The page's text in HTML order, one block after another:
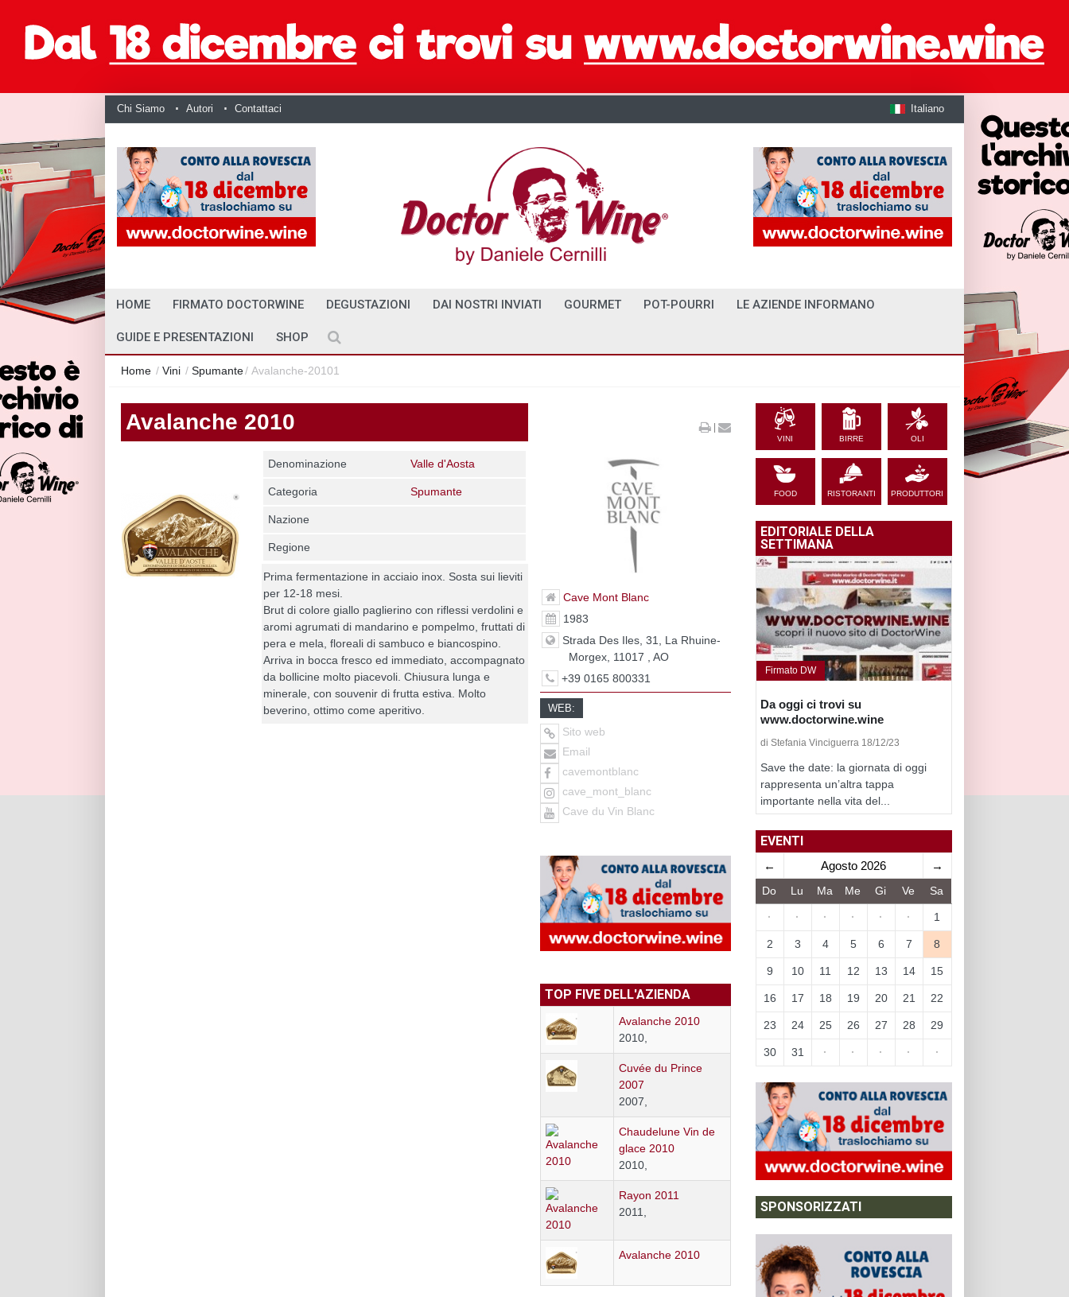
Chi Siamo Autori Contattaci Italiano
HOME FIRMATO DOCTORWINE DEGUSTAZIONI DAI NOSTRI INVIATI GOURMET POT-POURRI LE AZIENDE INFORMANO
GUIDE E PRESENTAZIONI SHOP
Home / Vini / Spumante/ Avalanche-20101
Avalanche 2010
Denominazione Valle d'Aosta
Categoria Spumante
Nazione
Regione
Prima fermentazione in acciaio inox. Sosta sui lieviti
per 12-18 mesi.
Brut di colore giallo paglierino con riflessi verdolini e
aromi agrumati di mandarino e pompelmo, fruttati di
pera e mela, floreali di sambuco e biancospino.
Arriva in bocca fresco ed immediato, accompagnato
da bollicine molto piacevoli. Chiusura lunga e
minerale, con souvenir di frutta estiva. Molto
beverino, ottimo come aperitivo.
|
Cave Mont Blanc
1983
Strada Des Iles, 31, La Rhuine-
Morgex, 11017 , AO
+39 0165 800331
WEB:
Sito web
Email
cavemontblanc
cave_mont_blanc
Cave du Vin Blanc
TOP FIVE DELL'AZIENDA
Avalanche 2010
2010,
Cuvée du Prince
2007
2007,
Chaudelune Vin de
glace 2010
2010,
Rayon 2011
2011,
Avalanche 2010
VINI BIRRE OLI
FOOD RISTORANTI PRODUTTORI
EDITORIALE DELLA
SETTIMANA
Firmato DW
Da oggi ci trovi su
www.doctorwine.wine
di Stefania Vinciguerra 18/12/23
Save the date: la giornata di oggi
rappresenta un’altra tappa
importante nella vita del...
EVENTI
← Agosto 2026 →
Do Lu Ma Me Gi Ve Sa
· · · · · · 1
2 3 4 5 6 7 8
9 10 11 12 13 14 15
16 17 18 19 20 21 22
23 24 25 26 27 28 29
30 31 · · · · ·
SPONSORIZZATI